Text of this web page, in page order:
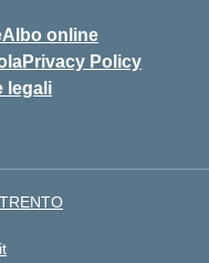
Albo online
Privacy Policy
legali